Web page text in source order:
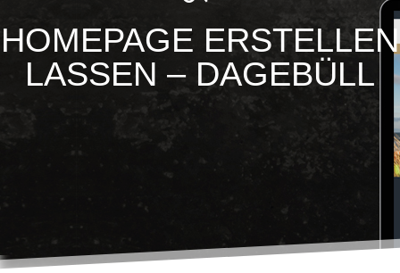
HOMEPAGE ERSTELLEN
LASSEN – DAGEBÜLL